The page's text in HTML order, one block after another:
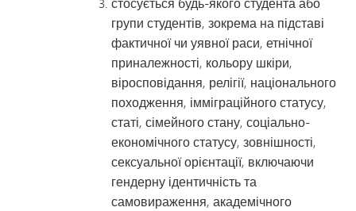
групи студентів, зокрема на підставі
фактичної чи уявної раси, етнічної
приналежності, кольору шкіри,
віросповідання, релігії, національного
походження, імміграційного статусу,
статі, сімейного стану, соціально-
економічного статусу, зовнішності,
сексуальної орієнтації, включаючи
гендерну ідентичність та
самовираження, академічного